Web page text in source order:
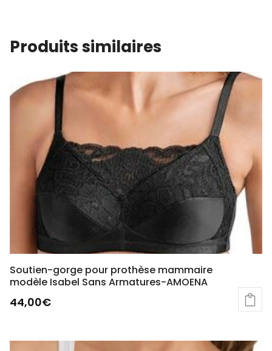
Produits similaires
Soutien-gorge pour prothèse mammaire
modèle Isabel Sans Armatures-AMOENA
44,00€
a